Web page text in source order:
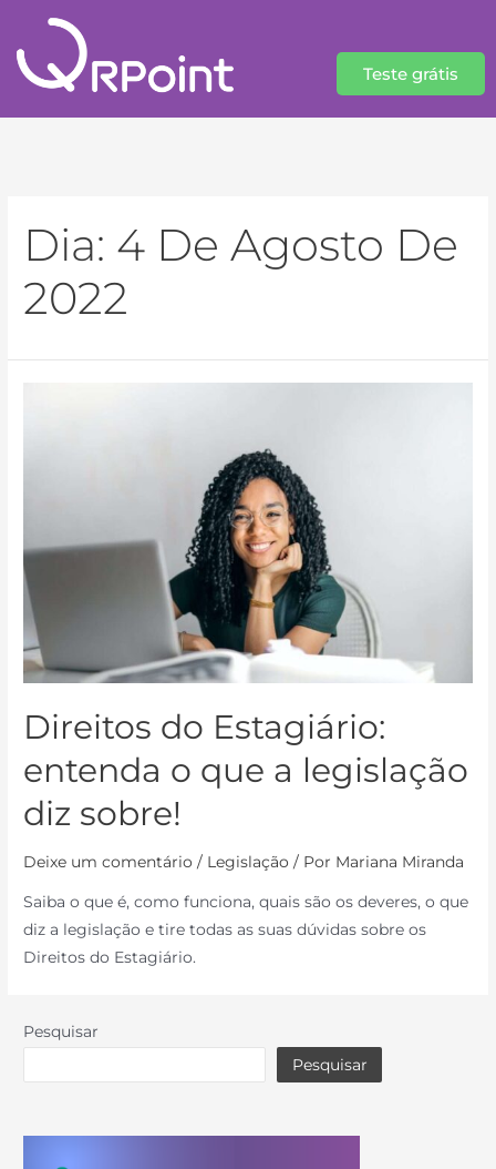
Teste grátis
Dia: 4 De Agosto De
2022
Direitos do Estagiário:
entenda o que a legislação
diz sobre!
Deixe um comentário / Legislação / Por Mariana Miranda
Saiba o que é, como funciona, quais são os deveres, o que
diz a legislação e tire todas as suas dúvidas sobre os
Direitos do Estagiário.
Pesquisar
Pesquisar